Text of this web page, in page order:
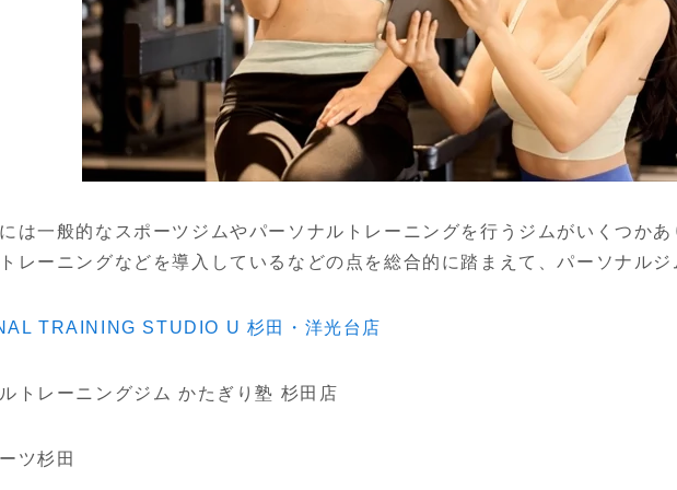
は一般的なスポーツジムやパーソナルトレーニングを行うジムがいくつか
レーニングなどを導入しているなどの点を総合的に踏まえて、パーソナル
TRAINING STUDIO U 杉田・洋光台店
トレーニングジム かたぎり塾 杉田店
ツ杉田